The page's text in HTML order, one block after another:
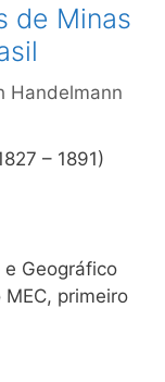
de Minas
Handelmann
– 1891)
Geográfico
primeiro